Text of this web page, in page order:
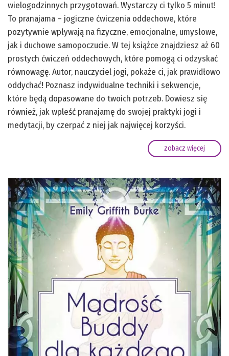
wielogodzinnych przygotowań. Wystarczy ci tylko 5 minut!
To pranajama – jogiczne ćwiczenia oddechowe, które
pozytywnie wpływają na fizyczne, emocjonalne, umysłowe,
jak i duchowe samopoczucie. W tej książce znajdziesz aż 60
prostych ćwiczeń oddechowych, które pomogą ci odzyskać
równowagę. Autor, nauczyciel jogi, pokaże ci, jak prawidłowo
oddychać! Poznasz indywidualne techniki i sekwencje,
które będą dopasowane do twoich potrzeb. Dowiesz się
również, jak wpleść pranajamę do swojej praktyki jogi i
medytacji, by czerpać z niej jak najwięcej korzyści.
zobacz więcej